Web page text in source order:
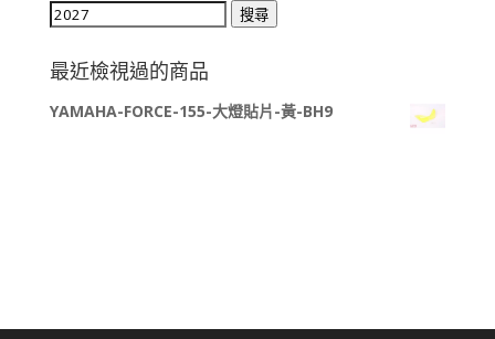
搜
關
字:
搜尋
最近檢視過的商品
YAMAHA-FORCE-155-大燈貼片-黃-BH9